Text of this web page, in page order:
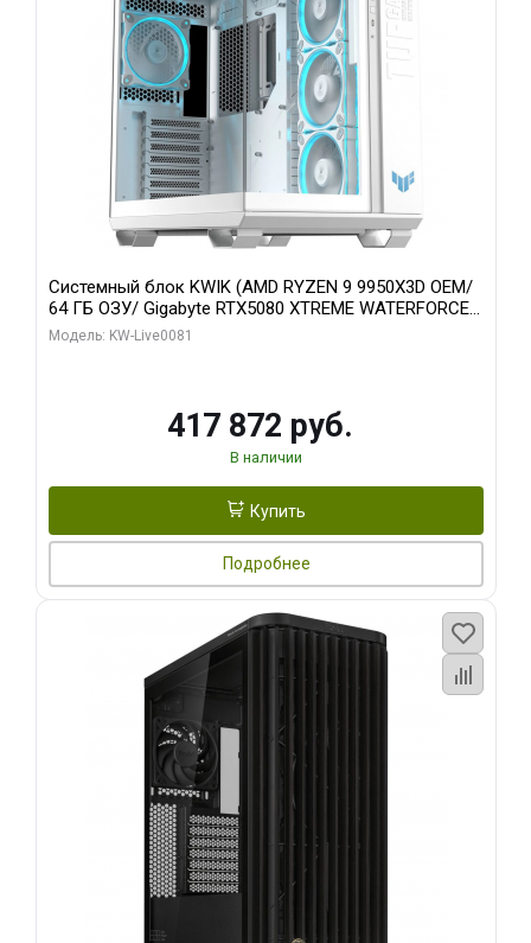
Системный блок KWIK (AMD RYZEN 9 9950X3D OEM/
64 ГБ ОЗУ/ Gigabyte RTX5080 XTREME WATERFORCE
16GB GDDR7 256bit/ 1 ТБ SSD)
Модель: KW-Live0081
417 872 руб.
В наличии
Купить
Подробнее